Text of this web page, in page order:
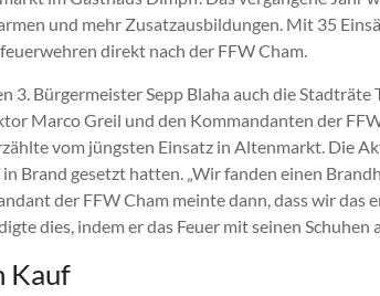
und mehr Zusatzausbildungen. Mit 35
direkt nach der FFW Cham.
Bürgermeister Sepp Blaha auch die Stadträte
Marco Greil und den Kommandanten der
vom jüngsten Einsatz in Altenmarkt. Die
Brand gesetzt hatten. „Wir fanden einen
der FFW Cham meinte dann, dass wir das
dies, indem er das Feuer mit seinen Schuhen
Kauf